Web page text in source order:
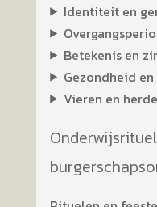
Identiteit en
Betekenis en
Gezondheid
Vieren en